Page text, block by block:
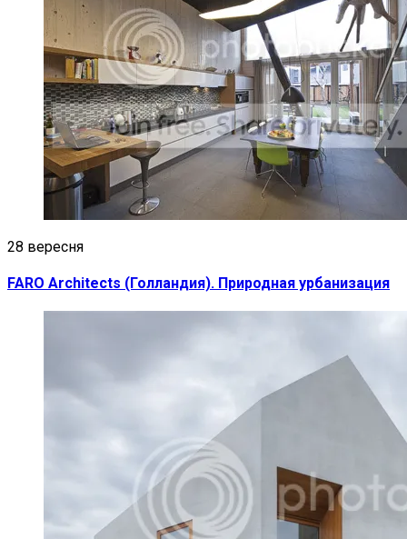
28 вересня
FARO Architects (Голландия). Природная урбанизация